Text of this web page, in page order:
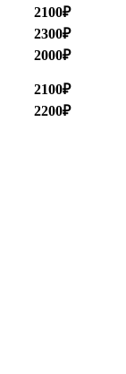
2100₽
2300₽
2000₽
2100₽
2200₽